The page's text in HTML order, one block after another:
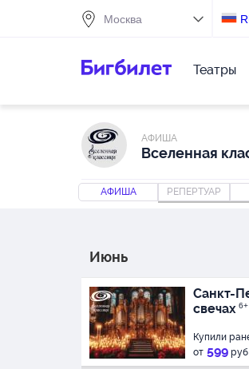
Театры
АФИША
Вселенная
АФИША РЕПЕРТУАР
Июнь
Санкт-
свечах 6+
Купили
от 599 руб